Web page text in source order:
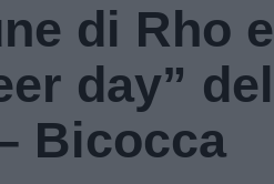
di Rho
day”
Bicocca